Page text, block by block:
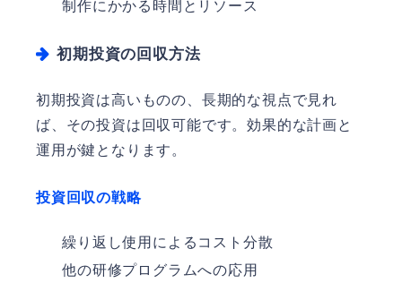
制作にかかる時間とリソース
初期投資の回収方法
初期投資は高いものの、長期的な視点で見れ
ば、その投資は回収可能です。効果的な計画と
運用が鍵となります。
投資回収の戦略
繰り返し使用によるコスト分散
他の研修プログラムへの応用